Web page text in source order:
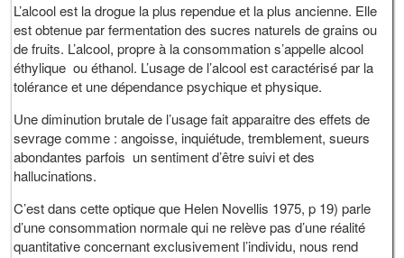
L’alcool est la drogue la plus rependue et la plus ancienne. Elle
est obtenue par fermentation des sucres naturels de grains ou
de fruits. L’alcool, propre à la consommation s’appelle alcool
éthylique ou éthanol. L’usage de l’alcool est caractérisé par la
tolérance et une dépendance psychique et physique.
Une diminution brutale de l’usage fait apparaitre des effets de
sevrage comme : angoisse, inquiétude, tremblement, sueurs
abondantes parfois un sentiment d’être suivi et des
hallucinations.
C’est dans cette optique que Helen Novellis 1975, p 19) parle
d’une consommation normale qui ne relève pas d’une réalité
quantitative concernant exclusivement l’individu, nous rend